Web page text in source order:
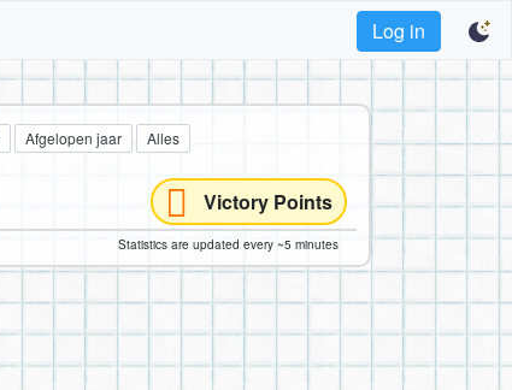
Log in
Afgelopen jaar Alles
Victory Points
Statistics are updated every ~5 minutes